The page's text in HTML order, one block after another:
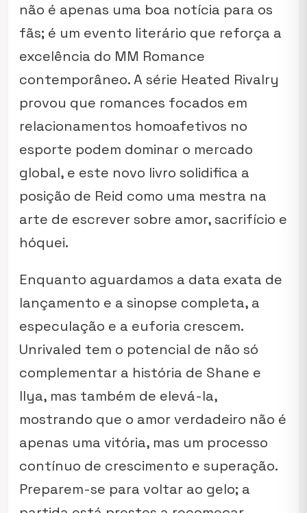
não é apenas uma boa notícia para os
fãs; é um evento literário que reforça a
excelência do MM Romance
contemporâneo. A série Heated Rivalry
provou que romances focados em
relacionamentos homoafetivos no
esporte podem dominar o mercado
global, e este novo livro solidifica a
posição de Reid como uma mestra na
arte de escrever sobre amor, sacrifício e
hóquei.
Enquanto aguardamos a data exata de
lançamento e a sinopse completa, a
especulação e a euforia crescem.
Unrivaled tem o potencial de não só
complementar a história de Shane e
Ilya, mas também de elevá-la,
mostrando que o amor verdadeiro não é
apenas uma vitória, mas um processo
contínuo de crescimento e superação.
Preparem-se para voltar ao gelo; a